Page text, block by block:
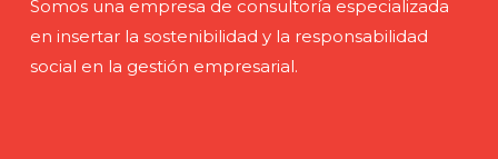
Somos una empresa de consultoría especializada
en insertar la sostenibilidad y la responsabilidad
social en la gestión empresarial.